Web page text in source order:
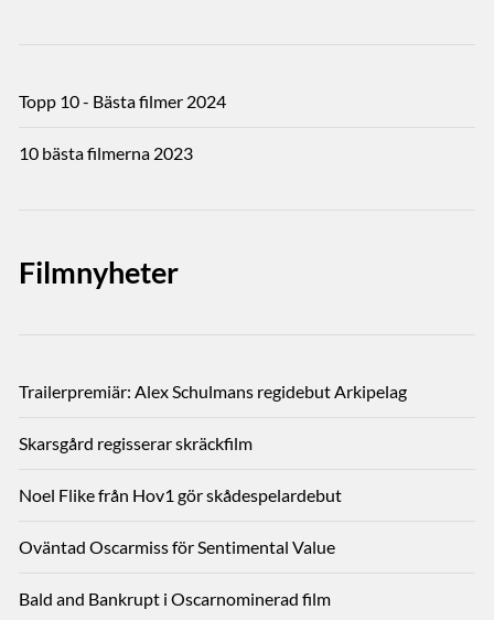
Topp 10 - Bästa filmer 2024
10 bästa filmerna 2023
Filmnyheter
Trailerpremiär: Alex Schulmans regidebut Arkipelag
Skarsgård regisserar skräckfilm
Noel Flike från Hov1 gör skådespelardebut
Oväntad Oscarmiss för Sentimental Value
Bald and Bankrupt i Oscarnominerad film